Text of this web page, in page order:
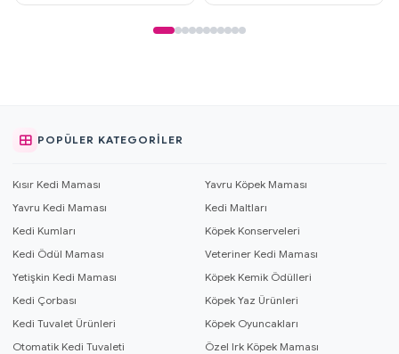
POPÜLER KATEGORILER
Kısır Kedi Maması
Yavru Köpek Maması
Yavru Kedi Maması
Kedi Maltları
Kedi Kumları
Köpek Konserveleri
Kedi Ödül Maması
Veteriner Kedi Maması
Yetişkin Kedi Maması
Köpek Kemik Ödülleri
Kedi Çorbası
Köpek Yaz Ürünleri
Kedi Tuvalet Ürünleri
Köpek Oyuncakları
Otomatik Kedi Tuvaleti
Özel Irk Köpek Maması